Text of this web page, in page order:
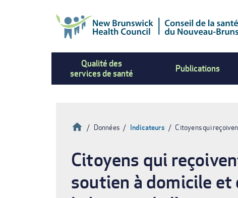
Qualité des
services de santé
Publications
Fil
d'Ariane
Accueil
Données Indicateurs Citoyens qui
Citoyens qui
soutien à domicile